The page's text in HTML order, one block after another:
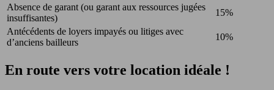
Absence de garant (ou garant aux ressources jugées
insuffisantes)
15%
Antécédents de loyers impayés ou litiges avec
d’anciens bailleurs
10%
En route vers votre location idéale !